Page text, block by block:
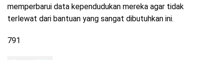
memperbarui data kependudukan mereka agar tidak
terlewat dari bantuan yang sangat dibutuhkan ini.
791